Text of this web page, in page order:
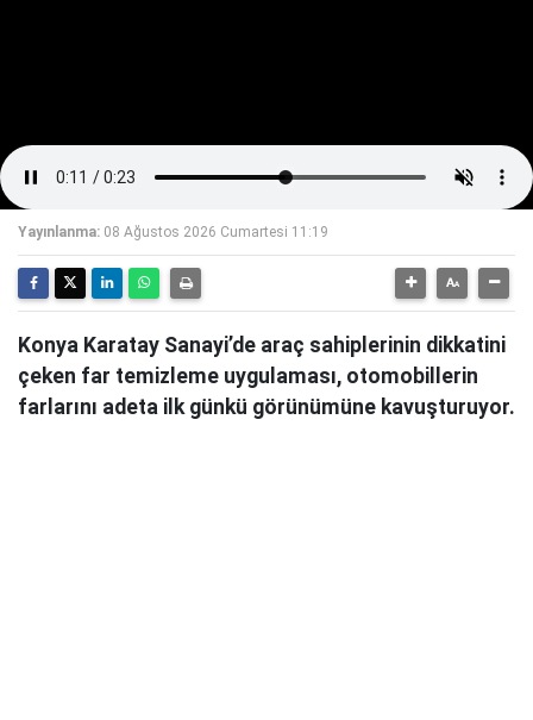
Yayınlanma: 08 Ağustos 2026 Cumartesi 11:19
Konya Karatay Sanayi’de araç sahiplerinin dikkatini
çeken far temizleme uygulaması, otomobillerin
farlarını adeta ilk günkü görünümüne kavuşturuyor.